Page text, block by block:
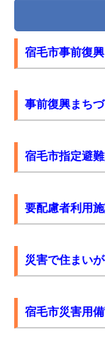
宿毛市事前復
事前復興まち
宿毛市指定避
要配慮者利用
災害で住まい
宿毛市災害用